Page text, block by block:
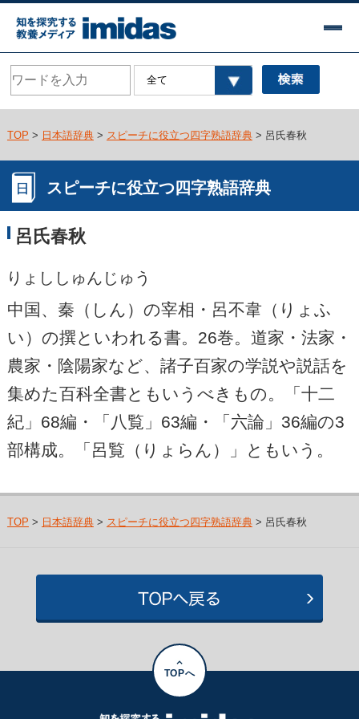
TOP > 日本語辞典> スピーチに役立つ四字熟語辞典> 呂氏春秋
スピーチに役立つ四字熟語辞典
呂氏春秋
りょししゅんじゅう
中国、秦（しん）の宰相・呂不韋（りょふ
い）の撰といわれる書。26巻。道家・法家・
農家・陰陽家など、諸子百家の学説や説話を
集めた百科全書ともいうべきもの。「十二
紀」68編・「八覧」63編・「六論」36編の3
部構成。「呂覧（りょらん）」ともいう。
TOP > 日本語辞典> スピーチに役立つ四字熟語辞典> 呂氏春秋
TOPへ